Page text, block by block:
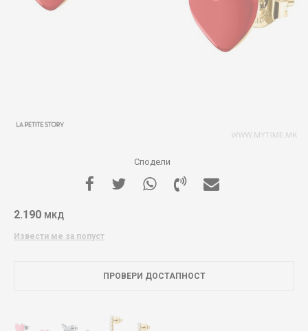
Сподели
2.190 МКД
Извести ме за попуст
ПРОВЕРИ ДОСТАПНОСТ